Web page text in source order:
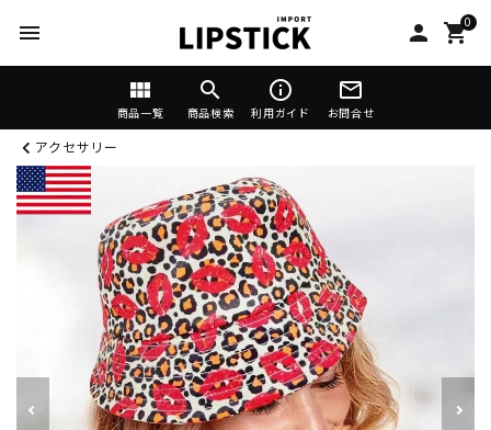
menu person 0
shopping_cart
view_module
商品一覧
search
商品検索
info_outline
利用ガイド
mail_outline
お問合せ
アクセサリー